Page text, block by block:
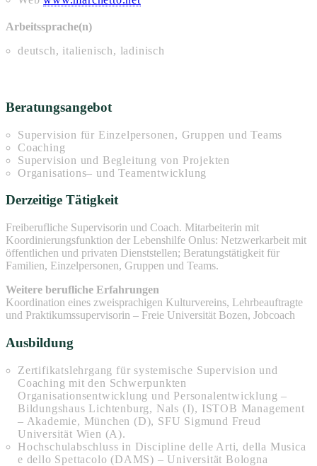
Arbeitssprache(n)
deutsch, italienisch, ladinisch
Beratungsangebot
Supervision für Einzelpersonen, Gruppen und Teams
Coaching
Supervision und Begleitung von Projekten
Organisations– und Teamentwicklung
Derzeitige Tätigkeit
Freiberufliche Supervisorin und Coach. Mitarbeiterin mit
Koordinierungsfunktion der Lebenshilfe Onlus: Netzwerkarbeit mit
öffentlichen und privaten Dienststellen; Beratungstätigkeit für
Familien, Einzelpersonen, Gruppen und Teams.
Weitere berufliche Erfahrungen
Koordination eines zweisprachigen Kulturvereins, Lehrbeauftragte
und Praktikumssupervisorin – Freie Universität Bozen, Jobcoach
Ausbildung
Zertifikatslehrgang für systemische Supervision und
Coaching mit den Schwerpunkten
Organisationsentwicklung und Personalentwicklung –
Bildungshaus Lichtenburg, Nals (I), ISTOB Management
– Akademie, München (D), SFU Sigmund Freud
Universität Wien (A).
Hochschulabschluss in Discipline delle Arti, della Musica
e dello Spettacolo (DAMS) – Universität Bologna